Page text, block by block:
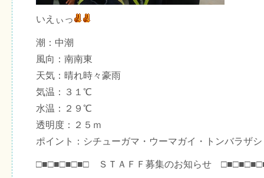
いえぃっ
潮：中潮
風向：南南東
天気：晴れ時々豪雨
気温：３１℃
水温：２９℃
透明度：２５ｍ
ポイント：シチューガマ・ウーマガイ・トンバラザシ
□■□■□■□■□ ＳＴＡＦＦ募集のお知らせ